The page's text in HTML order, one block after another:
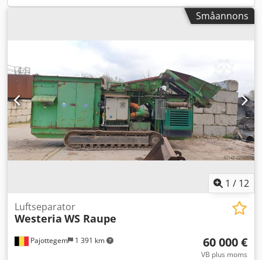
Småannons
1 / 12
Pajottegem 1 391 km
Luftseparator
Westeria WS Raupe
60 000 €
VB plus moms